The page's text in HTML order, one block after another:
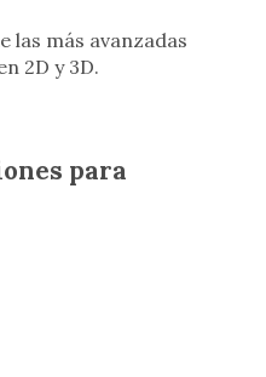
las más avanzadas
2D y 3D.
para